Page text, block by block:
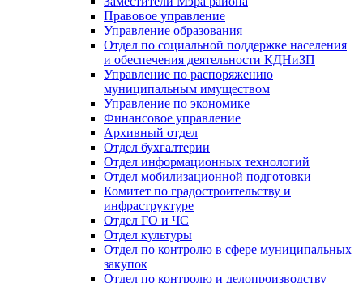
Правовое управление
Управление образования
Отдел по социальной поддержке населения
и обеспечения деятельности КДНиЗП
Управление по распоряжению
муниципальным имуществом
Управление по экономике
Финансовое управление
Архивный отдел
Отдел бухгалтерии
Отдел информационных технологий
Отдел мобилизационной подготовки
Комитет по градостроительству и
инфраструктуре
Отдел ГО и ЧС
Отдел культуры
Отдел по контролю в сфере муниципальных
закупок
Отдел по контролю и делопроизводству